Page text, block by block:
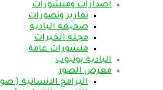
اصدارات ومنشورات
تقارير وتصورات
صحيفة البادية
مجلة الخيرات
منشورات عامة
البادية يوتيوب
معرض الصور
البرامج الانسانية (